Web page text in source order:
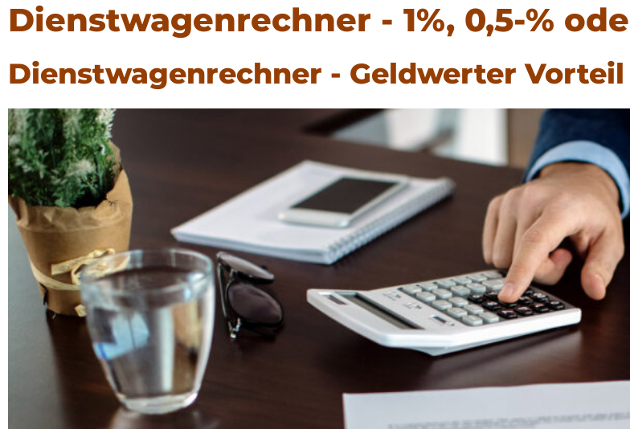
Dienstwagenrechner - 1%, 0,5-%
Dienstwagenrechner - Geldwerter